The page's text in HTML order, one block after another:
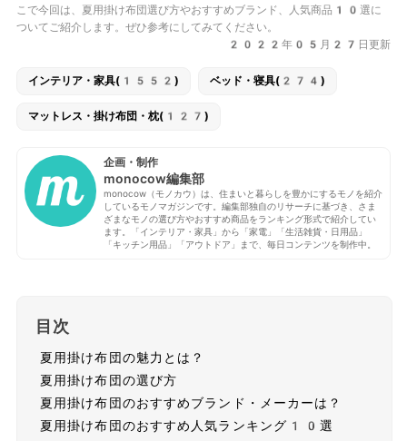
こで今回は、夏用掛け布団選び方やおすすめブランド、人気商品10選に
ついてご紹介します。ぜひ参考にしてみてください。
2022年05月27日更新
インテリア・家具(1552) ベッド・寝具(274)
マットレス・掛け布団・枕(127)
企画・制作
monocow編集部
monocow（モノカウ）は、住まいと暮らしを豊かにするモノを紹介
しているモノマガジンです。編集部独自のリサーチに基づき、さま
ざまなモノの選び方やおすすめ商品をランキング形式で紹介してい
ます。「インテリア・家具」から「家電」「生活雑貨・日用品」
「キッチン用品」「アウトドア」まで、毎日コンテンツを制作中。
目次
夏用掛け布団の魅力とは？
夏用掛け布団の選び方
夏用掛け布団のおすすめブランド・メーカーは？
夏用掛け布団のおすすめ人気ランキング10選